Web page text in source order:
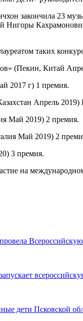
закончила 23
Нигоры
таких
(Пекин, Китай
2017 г) 1 премия.
Апрель 2019)
Май 2019) 2 премия.
Май 2019) 2
3 премия.
на
дети Псковской